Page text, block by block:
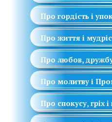
Про гордість і
Про життя і
Про любов,
Про молитву і
Про спокусу, гріх